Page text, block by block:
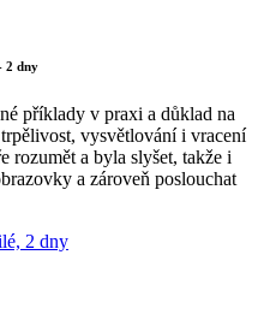
2 dny
příklady v praxi a důklad na
vysvětlování i vracení
rozumět a byla slyšet, takže i
a zároveň poslouchat
2 dny